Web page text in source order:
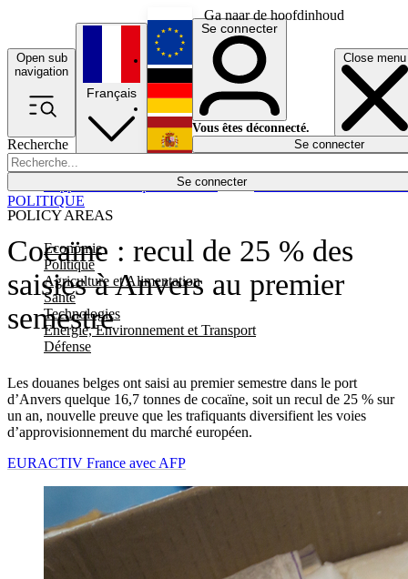
Ga naar de hoofdinhoud
Open sub
navigation
Close menu
Recherche
Se connecter
POLICY AREAS
Economie
Politique
Agriculture et Alimentation
Santé
Technologies
Energie, Environnement et Transport
Défense
Économie
Français
English
Deutsch
Español
Se connecter
Vous êtes déconnecté.
Se connecter
Cocaïne : recul de 25 % des
saisies à Anvers au premier
semestre
Les douanes belges ont saisi au premier semestre dans le port
d’Anvers quelque 16,7 tonnes de cocaïne, soit un recul de 25 % sur
un an, nouvelle preuve que les trafiquants diversifient les voies
d’approvisionnement du marché européen.
POLITIQUE
EURACTIV France avec AFP